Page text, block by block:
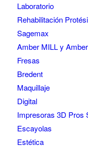
Laboratorio
Rehabilitación
Sagemax
Amber MILL y
Fresas
Bredent
Maquillaje
Digital
Impresoras 3D Pros
Escayolas
Estética